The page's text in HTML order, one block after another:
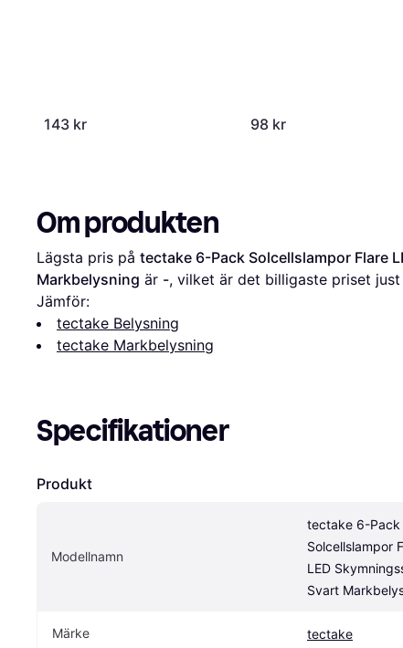
143 kr 98 kr
Om produkten
Lägsta pris på tectake 6-Pack Solcellslampor Flare
Markbelysning är -, vilket är det billigaste priset just
Jämför:
tectake Belysning
tectake Markbelysning
Specifikationer
Produkt
Modellnamn
tectake 6-Pack
Solcellslampor
LED
Svart
Märke tectake